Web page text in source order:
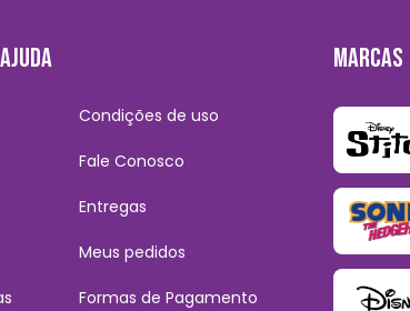
Condições de uso
Fale Conosco
Entregas
Meus pedidos
Formas de Pagamento
MARCAS